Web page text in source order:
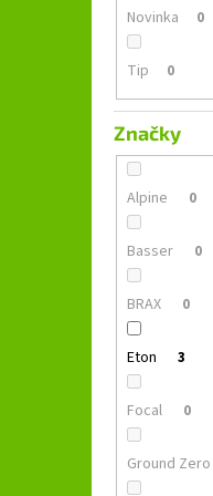
Novinka 0
Tip 0
Značky
Alpine 0
Basser 0
BRAX 0
Eton 3
Focal 0
Ground Zero
1 690 Kč
Původně: